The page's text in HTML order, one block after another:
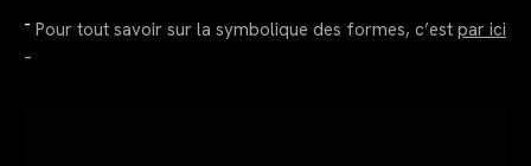
– Pour tout savoir sur la symbolique des formes, c’est par ici
–